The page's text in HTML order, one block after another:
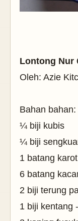
Lontong Nur
Oleh: Azie
Bahan bahan:
¼ biji kubis
¼biji
1 batang
6 batang
2 biji terung
1 biji kentang